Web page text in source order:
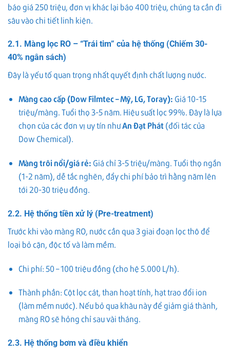
báo giá 250 triệu, đơn vị khác lại báo 400 triệu, chúng ta cần đi
sâu vào chi tiết linh kiện.
2.1. Màng lọc RO – “Trái tim” của hệ thống (Chiếm 30-
40% ngân sách)
Đây là yếu tố quan trọng nhất quyết định chất lượng nước.
Màng cao cấp (Dow Filmtec – Mỹ, LG, Toray): Giá 10-15
triệu/màng. Tuổi thọ 3-5 năm. Hiệu suất lọc 99%. Đây là lựa
chọn của các đơn vị uy tín nhưAn Đạt Phát(đối tác của
Dow Chemical).
Màng trôi nổi/giá rẻ: Giá chỉ 3-5 triệu/màng. Tuổi thọ ngắn
(1-2 năm), dễ tắc nghẽn, đẩy chi phí bảo trì hằng năm lên
tới 20-30 triệu đồng.
2.2. Hệ thống tiền xử lý (Pre-treatment)
Trước khi vào màng RO, nước cần qua 3 giai đoạn lọc thô để
loại bỏ cặn, độc tố và làm mềm.
Chi phí: 50 – 100 triệu đồng (cho hệ 5.000 L/h).
Thành phần: Cột lọc cát, than hoạt tính, hạt trao đổi ion
(làm mềm nước). Nếu bỏ qua khâu này để giảm giá thành,
màng RO sẽ hỏng chỉ sau vài tháng.
2.3. Hệ thống bơm và điều khiển